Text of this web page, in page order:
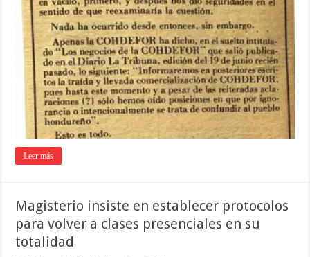
Leer más
Magisterio insiste en establecer protocolos
para volver a clases presenciales en su
totalidad